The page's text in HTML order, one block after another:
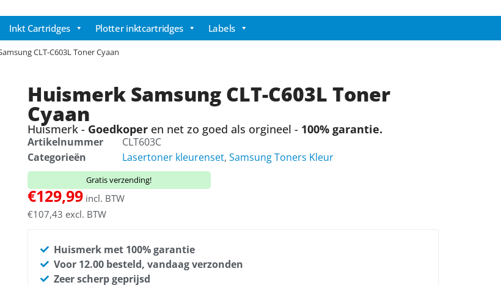
Inkt Cartridges Plotter inktcartridges Labels
CLT-C603L Toner Cyaan
Huismerk Samsung CLT-C603L Toner
Cyaan
Huismerk - Goedkoperen net zo goed als orgineel - 100% garantie.
Artikelnummer
CLT603C
Categorieën
Lasertoner kleurenset, Samsung Toners Kleur
Gratis verzending!
€129,99incl. BTW
€107,43 excl. BTW
Huismerk met 100% garantie
Voor 12.00 besteld, vandaag verzonden
Zeer scherp geprijsd